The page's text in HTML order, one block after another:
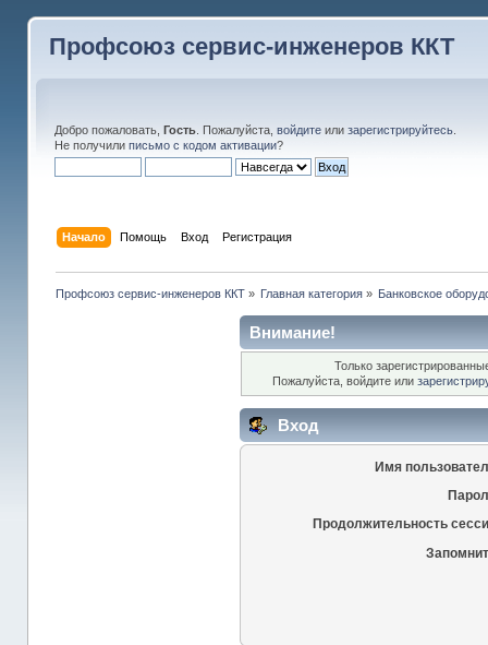
Профсоюз сервис-инженеров ККТ
Добро пожаловать, Гость. Пожалуйста, войдитеили зарегистрируйтесь.
Не получили письмо с кодом активации?
Начало Помощь Вход Регистрация
Профсоюз сервис-инженеров ККТ» Главная категория » Банковское
Внимание!
Только
Пожалуйста, войдите или
Вход
Имя
Продолжительность